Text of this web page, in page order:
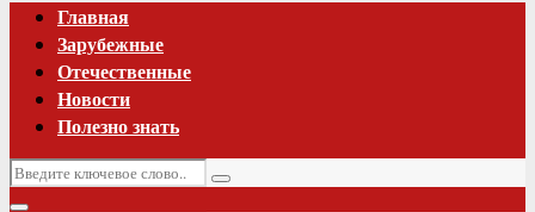
Главная
Зарубежные
Отечественные
Новости
Полезно знать
Искать:
Поиск